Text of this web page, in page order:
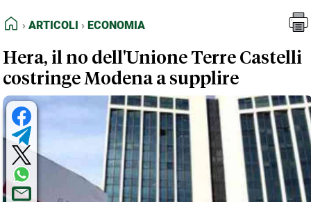
FEED RSS
NORMATIVE DEONTOLOGICHE
TERMINI e CONDIZIONI
HOME
ARTICOLI ECONOMIA
Hera, il no dell'Unione Terre Castelli
costringe Modena a supplire